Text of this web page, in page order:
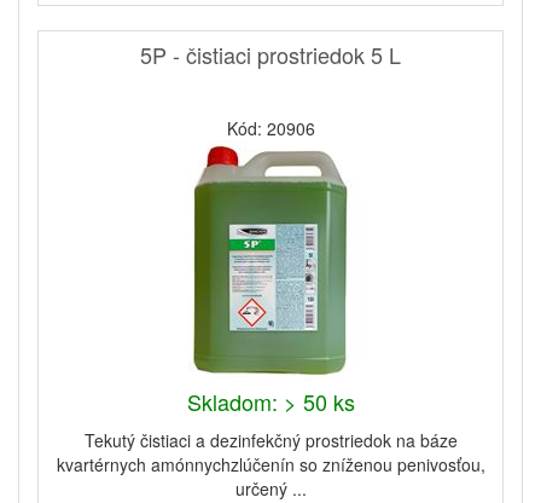
5P - čistiaci prostriedok 5 L
Kód: 20906
Skladom: > 50 ks
Tekutý čistiaci a dezinfekčný prostriedok na báze
kvartérnych amónnychzlúčenín so zníženou penivosťou,
určený ...